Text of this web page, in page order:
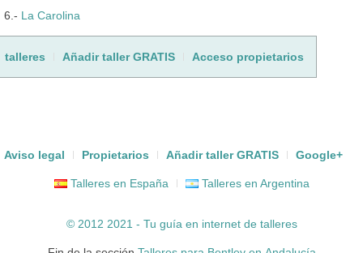
6.- La Carolina
talleres Añadir taller GRATIS Acceso propietarios
Aviso legal Propietarios Añadir taller GRATIS Google+
Talleres en España Talleres en Argentina
© 2012 2021 - Tu guía en internet de talleres